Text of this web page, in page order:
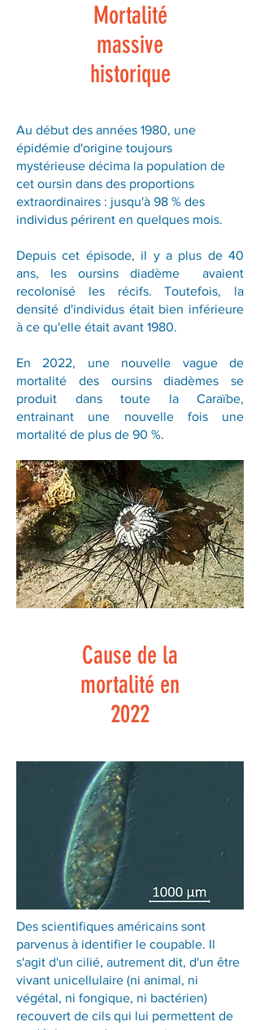
Mortalité
massive
historique
Au début des années 1980, une
épidémie d'origine toujours
mystérieuse décima la population de
cet oursin dans des proportions
extraordinaires : jusqu'à 98 % des
individus périrent en quelques mois.
Depuis cet épisode, il y a plus de 40
ans, les oursins diadème avaient
recolonisé les récifs. Toutefois, la
densité d'individus était bien inférieure
à ce qu'elle était avant 1980.
En 2022, une nouvelle vague de
mortalité des oursins diadèmes se
produit dans toute la Caraïbe,
entrainant une nouvelle fois une
mortalité de plus de 90 %.
Cause de la
mortalité en
2022
Des scientifiques américains sont
parvenus à identifier le coupable. Il
s'agit d'un cilié, autrement dit, d'un être
vivant unicellulaire (ni animal, ni
végétal, ni fongique, ni bactérien)
recouvert de cils qui lui permettent de